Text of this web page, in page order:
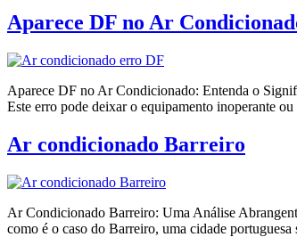
Aparece DF no Ar
Aparece DF no Ar Condicionado: Entenda o
Este erro pode deixar o equipamento inoperante
Ar condicionado Barreiro
Ar Condicionado Barreiro: Uma Análise
como é o caso do Barreiro, uma cidade